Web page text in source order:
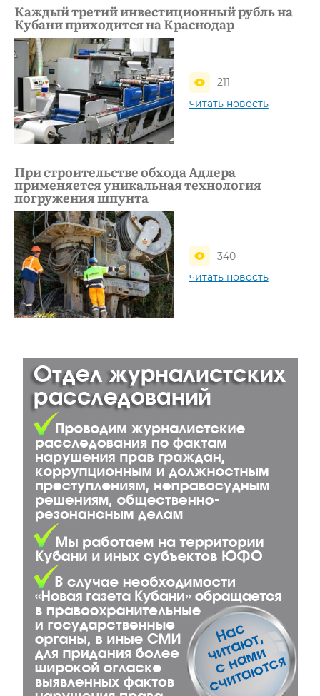
Каждый третий инвестиционный рубль на
Кубани приходится на Краснодар
211
читать новость
При строительстве обхода Адлера
применяется уникальная технология
погружения шпунта
340
читать новость